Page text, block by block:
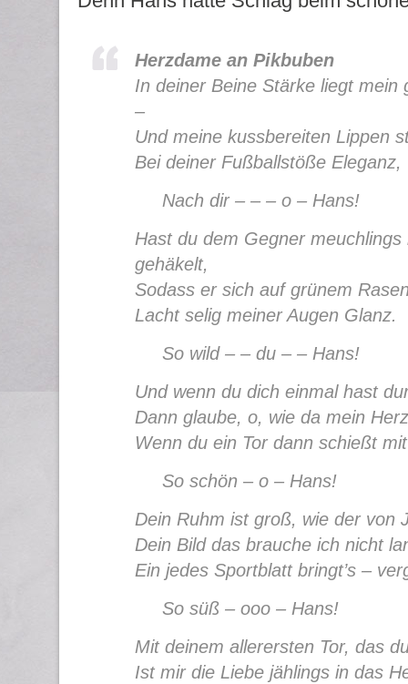
Herzdame an Pikbuben
In deiner Beine Stärke liegt mein
–
Und meine kussbereiten Lippen
Bei deiner Fußballstöße Eleganz,
Nach dir – – – o – Hans!
Hast du dem Gegner meuchlings
gehäkelt,
Sodass er sich auf grünem
Lacht selig meiner Augen Glanz.
So wild – – du – – Hans!
Und wenn du dich einmal hast
Dann glaube, o, wie da mein
Wenn du ein Tor dann schießt
So schön – o – Hans!
Dein Ruhm ist groß, wie der von
Dein Bild das brauche ich nicht
Ein jedes Sportblatt bringt’s –
So süß – ooo – Hans!
Mit deinem allerersten Tor, das
Ist mir die Liebe jählings in das